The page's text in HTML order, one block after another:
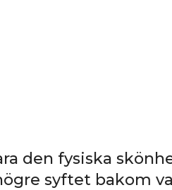
den fysiska
syftet bakom